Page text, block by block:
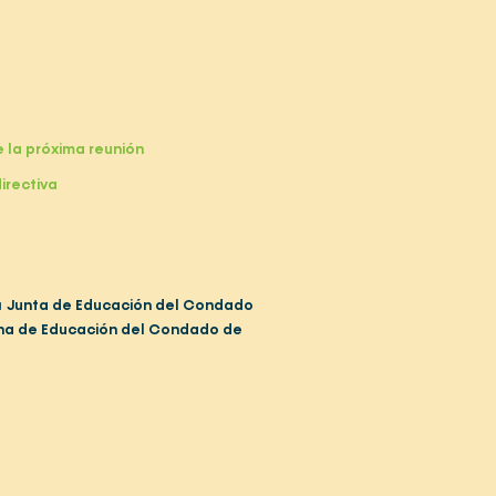
la próxima reunión
Junta de Educación del Condado
de Educación del Condado de